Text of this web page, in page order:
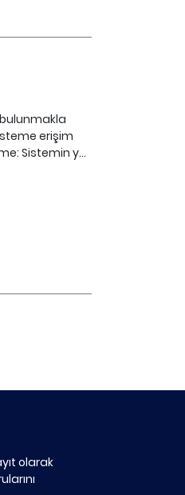
erişim
Sistemin y...
olarak